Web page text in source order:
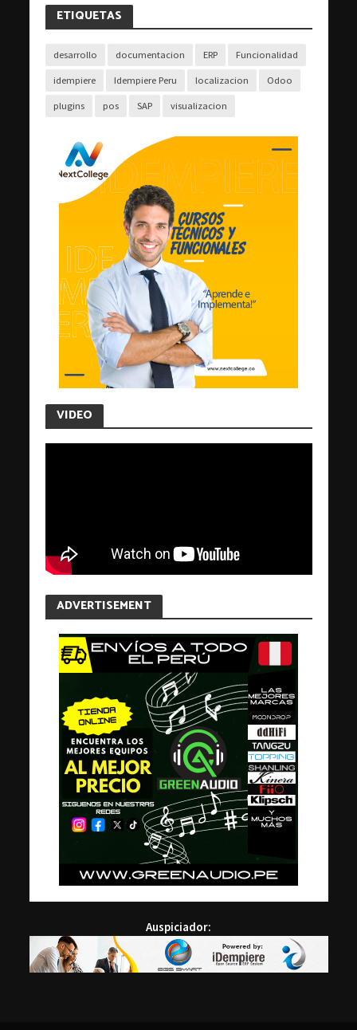
ETIQUETAS
desarrollo documentacion ERP Funcionalidad
idempiere Idempiere Peru localizacion Odoo
plugins pos SAP visualizacion
VIDEO
ADVERTISEMENT
Auspiciador: